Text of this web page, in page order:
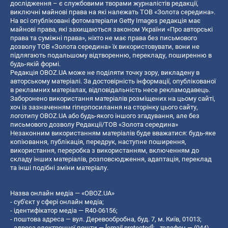
дослідження – є службовими творами журналістів редакції,
виключні майнові права на які належать ТОВ «Золота середина».
На всі опубліковані фотоматеріали Getty Images редакція має
майнові права, які захищаються законом України «Про авторські
права та суміжні права», ніхто не має права без письмового
дозволу ТОВ «Золота середина» їх використовувати, вони не
підлягають подальшому відтворенню, перекладу, поширенню в
будь-якій формі.
Редакція OBOZ.UA може не поділяти точку зору, викладену в
авторському матеріалі. За достовірність інформації, опублікованої
в рекламних матеріалах, відповідальність несе рекламодавець.
Заборонено використання матеріалів розміщених на цьому сайті,
хоч із зазначенням гіперпосилання на сторінку цього сайту,
логотипу OBOZ.UA або будь-якого іншого згадування, але без
письмового дозволу Редакції/ТОВ «Золота середина»
Незаконним використанням матеріалів буде вважатися: будь-яке
копiювання, публiкацiя, передрук, наступне поширення,
використання, переробка з використанням, включенням до
складу інших матеріалів, розповсюдження, адаптація, переклад
та інші подібні зміни матеріалу.
Назва онлайн медіа — «OBOZ.UA»
- суб'єкт у сфері онлайн медіа;
- ідентифікатор медіа — R40-06156;
- поштова адреса — вул. Деревообробна, буд. 7, м. Київ, 01013;